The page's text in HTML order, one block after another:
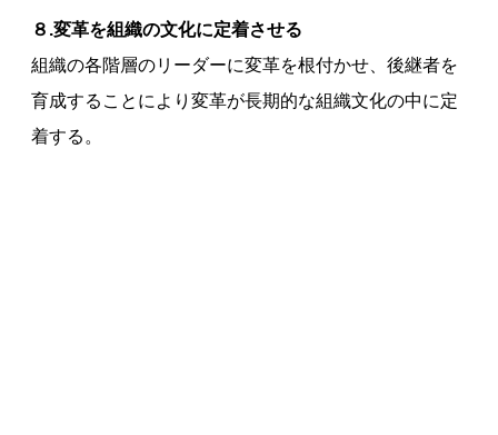
８.変革を組織の文化に定着させる
組織の各階層のリーダーに変革を根付かせ、後継者を
育成することにより変革が長期的な組織文化の中に定
着する。